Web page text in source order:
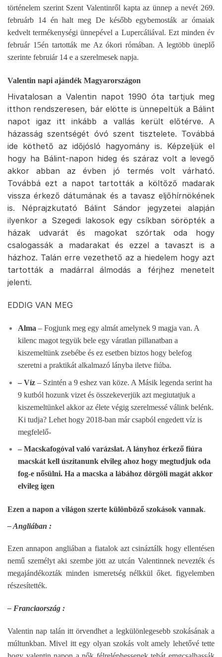
történelem szerint Szent Valentinről kapta az ünnep a nevét 269.
februárb 14 én halt meg De később egybemosták ar ómaiak
kedvelt termékenységi ünnepével a Lupercáliával. Ezt minden év
február 15én tartották me Az ókori rómában. A legtöbb üneplő
szerinte februiár 14 e a szerelmesek napja.
Valentin napi ajándék Magyarországon
Hivatalosan a Valentin napot 1990 óta tartjuk meg
itthon rendszeresen, bár elötte is ünnepeltük a Bálint
napot igaz itt inkább a vallás került előtérve. A
házasság szentségét óvó szent tisztelete. Továbbá
ide köthető az időjósló hagyomány is. Képzeljük el
hogy ha Bálint-napon hideg és száraz volt a levegő
akkor abban az évben jó termés volt várható.
Továbbá ezt a napot tartották a költőző madarak
vissza érkező dátumának és a tavasz eljőhírnökének
is. Néprajzkutató Bálint Sándor jegyzetei alapján
ilyenkor a Szegedi lakosok egy csíkban söröpték a
házak udvarát és magokat szórtak oda hogy
csalogassák a madarakat és ezzel a tavaszt is a
házhoz. Talán erre vezethető az a hiedelem hogy azt
tartották a madárral álmodás a férjhez menetelt
jelenti.
EDDIG VAN MEG
Alma – Fogjunk meg egy almát amelynek 9 magja van. A
kilenc magot tegyük bele egy váratlan pillanatban a
kiszemeltünk zsebébe és ez esetben biztos hogy belefog
szeretni a praktikát alkalmazó lányba iletve fiúba.
– Víz – Szintén a 9 eshez van köze. A Másik legenda serint ha
9 kutból hozunk vizet és összekeverjük azt megiutatjuk a
kiszemeltünkel akkor az élete végig szerelmessé válink belénk.
Ki tudja? Lehet hogy 2018-ban már csapból engedett víz is
megfelelő-
– Macskafogóval való varázslat.A lányhoz érkező fiúra
macskát kell úszítanunk elvileg ahoz hogy megtudjuk oda
fog-e nősülni. Ha a macska a lábához dörgöli magát akkor
elvileg igen
Ezen a napon a világon szerte különböző szokások vannak.
– Angliában :
Ezen annapon angliában a fiatalok azt csináztálk hogy ellentésen
nemű személyt aki szembe jött az utcán Valentinnek nevezték és
megajándékozták minden ismeretség nélkkül őket. figyelemben
részesítették.
– Franciaország :
Valentin nap talán itt örvendhet a legkülönlegesebb szokásának a
múltunkban. Mivel itt egy olyan szokás volt amely lehetővé tette